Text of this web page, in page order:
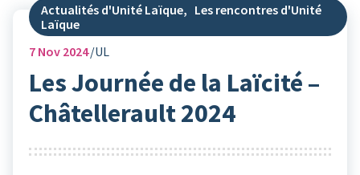
Actualités d'Unité Laïque, Les rencontres d'Unité
Laïque
7 Nov 2024 UL
Les Journée de la Laïcité –
Châtellerault 2024